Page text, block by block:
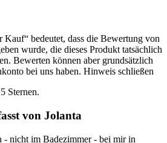
Kauf“ bedeutet, dass die Bewertung von
wurde, die dieses Produkt tatsächlich
Bewerten können aber grundsätzlich
bei uns haben. Hinweis schließen
Sternen.
von Jolanta
- nicht im Badezimmer - bei mir in